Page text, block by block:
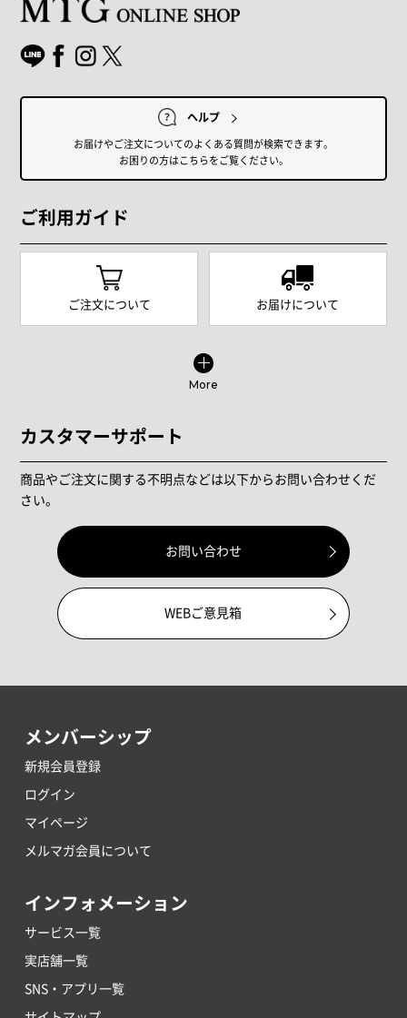
ヘルプ
お届けやご注文についてのよくある質問が検索できます。
お困りの方はこちらをご覧ください。
ご利用ガイド
ご注文について お届けについて
More
カスタマーサポート
商品やご注文に関する不明点などは以下からお問い合わせくだ
さい。
お問い合わせ
WEBご意見箱
メンバーシップ
新規会員登録
ログイン
マイページ
メルマガ会員について
インフォメーション
サービス一覧
実店舗一覧
SNS・アプリ一覧